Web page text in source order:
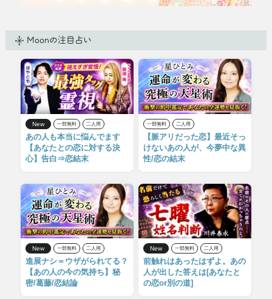
Moonの注目占い
New 一部無料 二人用
あの人も本当に悩んでます
【あなたとの恋に対する決
心】告白⇒恋結末
一部無料 二人用
【脈アリだった恋】最近そっ
けないあの人が、今夢中な異
性/恋の結末
New 一部無料 二人用
進展ナシ＝ウザがられてる？
【あの人の今の気持ち】秘
密/葛藤/恋結論
New 一部無料 二人用
前触れはあったはずよ。あの
人が出した答えは[あなたと
の恋or別の道]